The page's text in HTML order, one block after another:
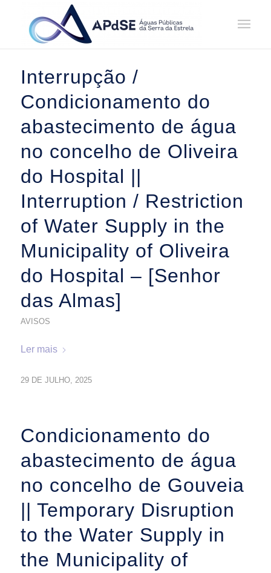
Home / Notícias 2025
Interrupção /
Condicionamento do
abastecimento de água
no concelho de Oliveira
do Hospital ||
Interruption / Restriction
of Water Supply in the
Municipality of Oliveira
do Hospital – [Senhor
das Almas]
AVISOS
Ler mais
29 DE JULHO, 2025
Condicionamento do
abastecimento de água
no concelho de Gouveia
|| Temporary Disruption
to the Water Supply in
the Municipality of